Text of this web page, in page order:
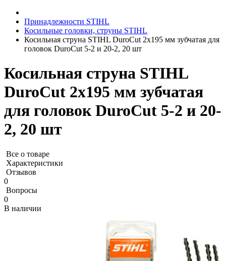
Принадлежности STIHL
Косильные головки, струны STIHL
Косильная струна STIHL DuroCut 2х195 мм зубчатая для
головок DuroCut 5-2 и 20-2, 20 шт
Косильная струна STIHL
DuroCut 2х195 мм зубчатая
для головок DuroCut 5-2 и 20-
2, 20 шт
Все о товаре
Характеристики
Отзывов
0
Вопросы
0
В наличии